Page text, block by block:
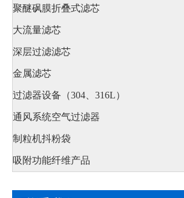
聚醚砜膜折叠式滤芯
大流量滤芯
深层过滤滤芯
金属滤芯
过滤器设备（304、316L）
通风系统空气过滤器
制粒机抖粉袋
吸附功能纤维产品